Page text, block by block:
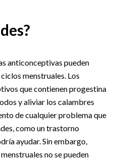
anticonceptivas pueden
menstruales. Los
que contienen progestina
y aliviar los calambres
de cualquier problema que
como un trastorno
ayudar. Sin embargo,
no se pueden